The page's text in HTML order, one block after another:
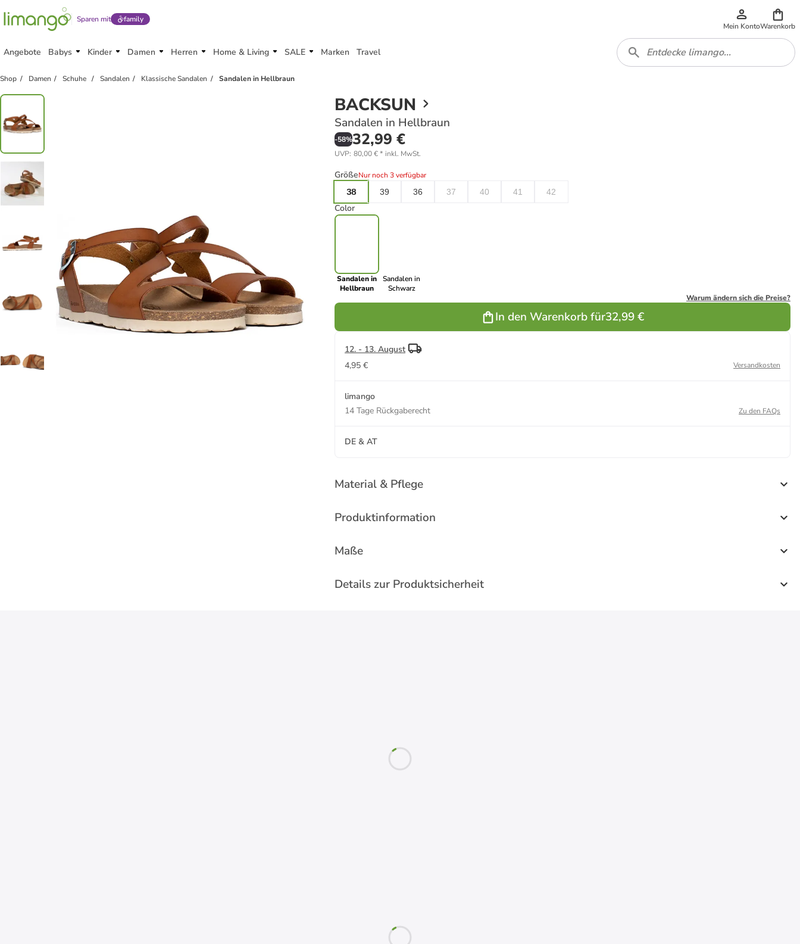
Sparen mit family
Mein KontoWarenkorb
Angebote Babys Kinder Damen Herren Home & Living SALE Marken Travel
Shop Damen Schuhe Sandalen Klassische Sandalen Sandalen in Hellbraun
BACKSUN
Sandalen in Hellbraun
-58%32,99 €
UVP: 80,00 €* inkl. MwSt.
GrößeNur noch 3 verfügbar
38
39 36 37 40 41 42
Color
Sandalen in
Hellbraun
Sandalen in
Schwarz
Warum ändern sich die Preise?
In den Warenkorb für32,99 €
12. - 13. August
4,95 €
Versandkosten
limango
14 Tage Rückgaberecht
Zu den FAQs
DE & AT
Material & Pflege
Produktinformation
Maße
Details zur Produktsicherheit